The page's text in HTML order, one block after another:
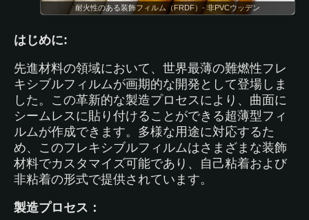
耐火性のある装飾フィルム（FRDF）- 非PVCウッデン
はじめに:
先進材料の領域において、世界最薄の難燃性フレ
キシブルフィルムが画期的な開発として登場しま
した。この革新的な製造プロセスにより、曲面に
シームレスに貼り付けることができる超薄型フィ
ルムが作成できます。多様な用途に対応するた
め、このフレキシブルフィルムはさまざまな装飾
材料でカスタマイズ可能であり、自己粘着および
非粘着の形式で提供されています。
製造プロセス：